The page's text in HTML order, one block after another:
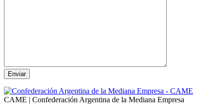
CAME | Confederación Argentina de la Mediana Empresa